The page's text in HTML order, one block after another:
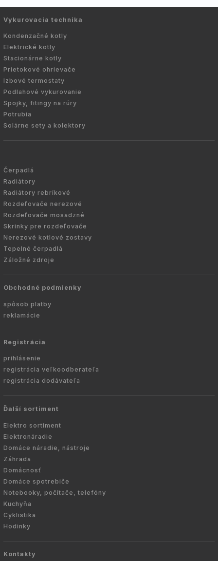
Vykurovacia technika
Kondenzačné kotly
Elektrické kotly
Stacionárne kotly
Prietokové ohrievače
Izbové termostaty
Podlahové vykurovanie
Spojky, fitingy na rúry
Potrubia
Solárne sety a kolektory
Čerpadlá
Radiátory
Radiátory rebríkové
Rozdeľovače nerezové
Rozdeľovače mosadzné
Skrinky pre rozdeľovače
Nerezové kotlové zostavy
Tepelné čerpadlá
Záložné zdroje
Obchodné podmienky
spôsob platby
reklamácie
Registrácia
prihlásenie
registrácia veľkoodberateľa
registrácia dodávateľa
Ďalší sortiment
Elektro sortiment
Elektronáradie
Domáce náradie, nástroje
Záhrada
Domácnosť
Domáce spotrebiče
Notebooky, počítače, telefóny
Kuchyňa
Cyklistika
Hodinky
Kontakty